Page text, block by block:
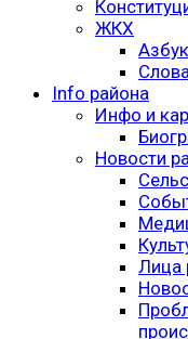
ЖКХ
Info района
Инфо и
Новости
Лица